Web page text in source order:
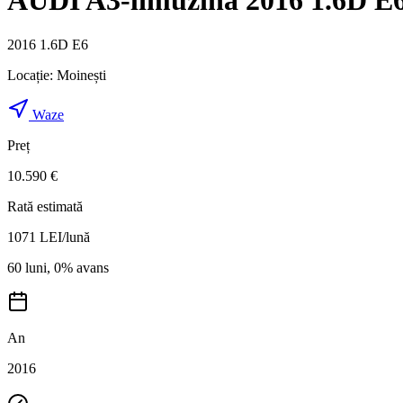
2016 1.6D E6
Locație: Moinești
Waze
Preț
10.590 €
Rată estimată
1071 LEI/lună
60 luni, 0% avans
An
2016